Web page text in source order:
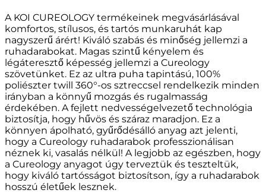
A KOI CUREOLOGY termékeinek megvásárlásával
komfortos, stílusos, és tartós munkaruhát kap
nagyszerű árért! Kiváló szabás és minőség jellemzi a
ruhadarabokat. Magas szintű kényelem és
légáteresztő képesség jellemzi a Cureology
szövetünket. Ez az ultra puha tapintású, 100%
poliészter twill 360°-os sztreccsel rendelkezik minden
irányban a könnyű mozgás és rugalmasság
érdekében. A fejlett nedvességelvezető technológia
biztosítja, hogy hűvös és száraz maradjon. Ez a
könnyen ápolható, gyűrődésálló anyag azt jelenti,
hogy a Cureology ruhadarabok professzionálisan
néznek ki, vasalás nélkül! A legjobb az egészben, hogy
a Cureology anyagot úgy terveztük és teszteltük,
hogy kiváló tartósságot biztosítson, így a ruhadarabok
hosszú életűek lesznek.